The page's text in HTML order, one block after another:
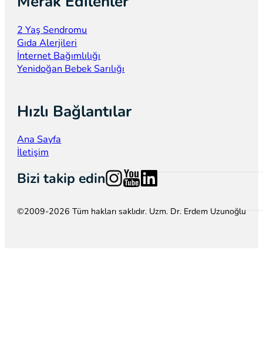
2 Yaş Sendromu
Gıda Alerjileri
İnternet Bağımlılığı
Yenidoğan Bebek Sarılığı
Hızlı Bağlantılar
Ana Sayfa
İletişim
Bizi takip edinFollow us on Instagram
Follow us on YouTube
Follow us on LinkedIn
©2009-2026 Tüm hakları saklıdır. Uzm. Dr. Erdem Uzunoğlu